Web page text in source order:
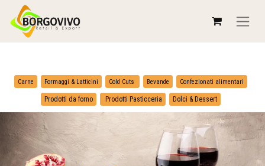
Carne Formaggi & Latticini Cold Cuts Bevande Confezionati alimentari
Prodotti da forno Prodotti Pasticceria Dolci & Dessert